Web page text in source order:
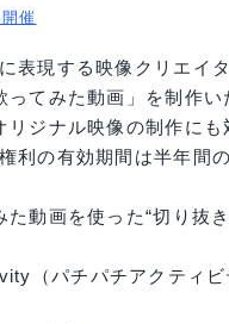
催
表現する映像クリエイ
てみた動画」を制作い
ジナル映像の制作にも
利の有効期間は半年間
動画を使った“切り抜
（パチパチアクティ